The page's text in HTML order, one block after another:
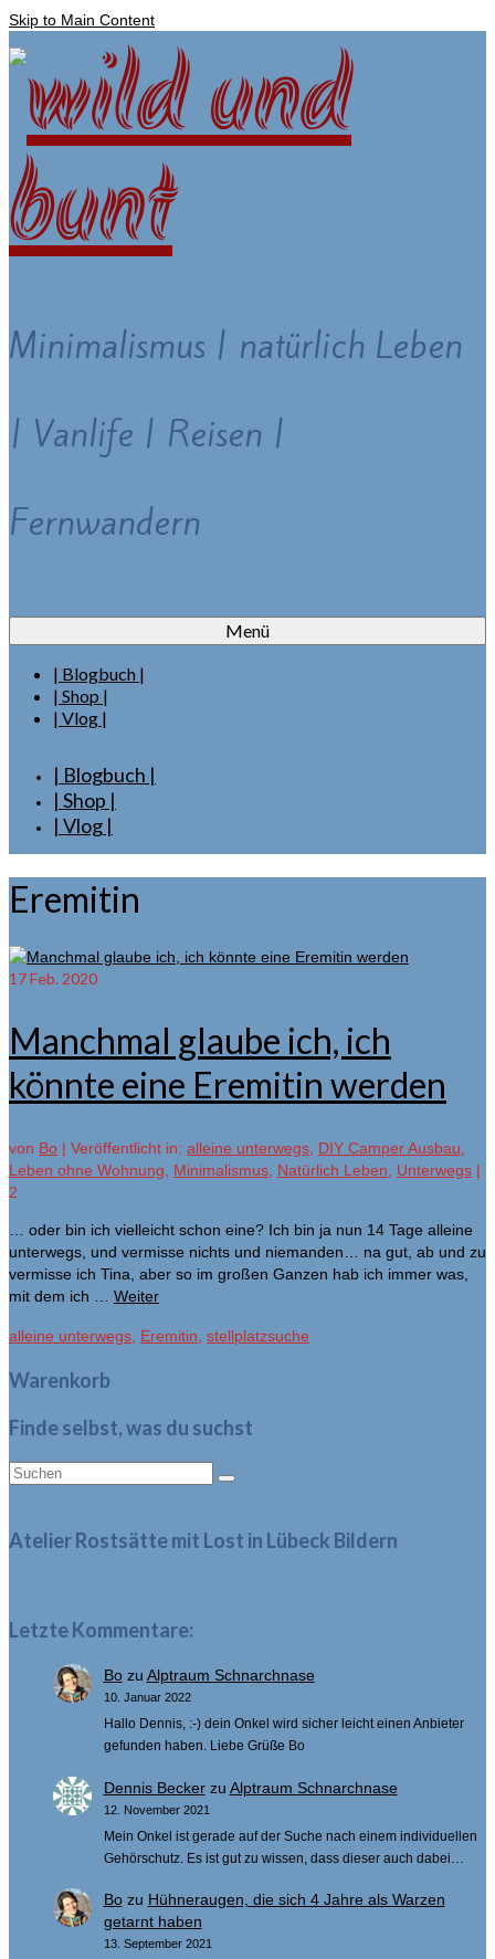
Skip to Main Content
Minimalismus | natürlich Leben
| Vanlife | Reisen |
Fernwandern
Menü
| Blogbuch |
| Shop |
| Vlog |
| Blogbuch |
| Shop |
| Vlog |
Eremitin
17Feb. 2020
Manchmal glaube ich, ich
könnte eine Eremitin werden
von Bo | Veröffentlicht in: alleine unterwegs DIY Camper Ausbau
Leben ohne Wohnung
Minimalismus Natürlich Leben Unterwegs |
2
… oder bin ich vielleicht schon eine? Ich bin ja nun 14 Tage alleine
unterwegs, und vermisse nichts und niemanden… na gut, ab und zu
vermisse ich Tina, aber so im großen Ganzen hab ich immer was,
mit dem ich … Weiter
alleine unterwegs Eremitin stellplatzsuche
Warenkorb
Finde selbst, was du suchst
Suche
Atelier Rostsätte mit Lost in Lübeck Bildern
Letzte Kommentare:
Bozu Alptraum Schnarchnase
10. Januar 2022
Hallo Dennis, :-) dein Onkel wird sicher leicht einen Anbieter
gefunden haben. Liebe Grüße Bo
Dennis Beckerzu Alptraum Schnarchnase
12. November 2021
Mein Onkel ist gerade auf der Suche nach einem individuellen
Gehörschutz. Es ist gut zu wissen, dass dieser auch dabei…
Bozu Hühneraugen, die sich 4 Jahre als Warzen
getarnt haben
13. September 2021